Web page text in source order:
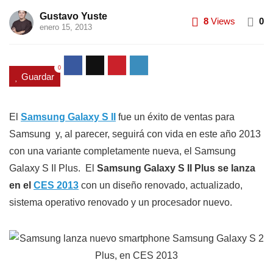
Gustavo Yuste
enero 15, 2013
8 Views 0
Guardar
0
El Samsung Galaxy S II
fue un éxito de ventas para
Samsung y, al parecer, seguirá con vida en este año 2013
con una variante completamente nueva, el Samsung
Galaxy S II Plus. El Samsung Galaxy S II Plus se lanza
en el CES 2013 con un diseño renovado, actualizado,
sistema operativo renovado y un procesador nuevo.